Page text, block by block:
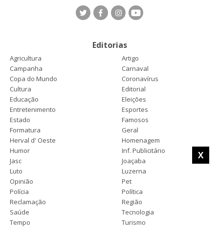
X
Editorias
Agricultura
Artigo
Campanha
Carnaval
Copa do Mundo
Coronavírus
Cultura
Editorial
Educação
Eleições
Entretenimento
Esportes
Estado
Famosos
Formatura
Geral
Herval d' Oeste
Homenagem
Humor
Inf. Publicitário
Jasc
Joaçaba
Luto
Luzerna
Opinião
Pet
Polícia
Política
Reclamação
Região
Saúde
Tecnologia
Tempo
Turismo